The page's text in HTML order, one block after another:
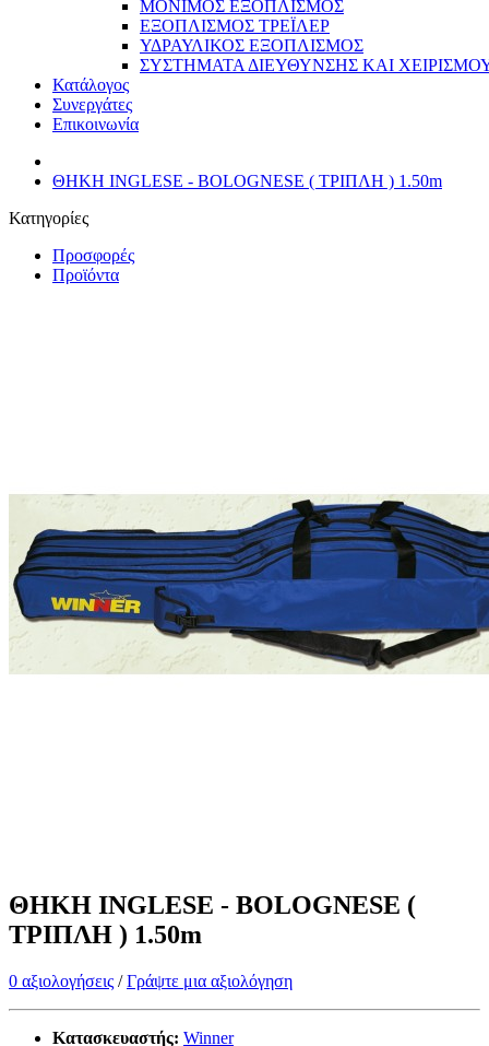
ΜΟΝΙΜΟΣ ΕΞΟΠΛΙΣΜΟΣ
ΕΞΟΠΛΙΣΜΟΣ ΤΡΕΪΛΕΡ
ΥΔΡΑΥΛΙΚΟΣ ΕΞΟΠΛΙΣΜΟΣ
ΣΥΣΤΗΜΑΤΑ ΔΙΕΥΘΥΝΣΗΣ ΚΑΙ
Κατάλογος
Συνεργάτες
Επικοινωνία
ΘΗΚΗ INGLESE - BOLOGNESE ( ΤΡΙΠΛΗ ) 1.50m
Κατηγορίες
Προσφορές
Προϊόντα
ΘΗΚΗ INGLESE - BOLOGNESE (
ΤΡΙΠΛΗ ) 1.50m
0 αξιολογήσεις /Γράψτε μια αξιολόγηση
Κατασκευαστής: Winner